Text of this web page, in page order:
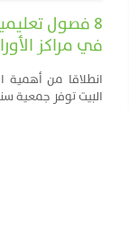
8 فصول
في مراكز
انطلاقا من
البيت توفر جمعية سند